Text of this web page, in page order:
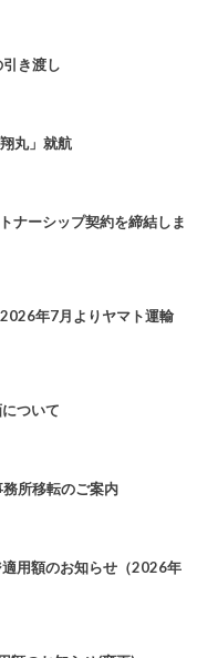
き渡し
丸」就航
ナーシップ契約を締結しま
年7月よりヤマト運輸
ついて
所移転のご案内
用額のお知らせ（2026年